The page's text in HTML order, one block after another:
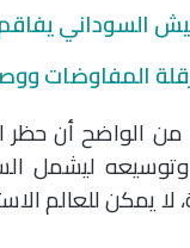
السوداني
المفاوضات
من الواضح أن
ليشمل
لا يمكن للعالم